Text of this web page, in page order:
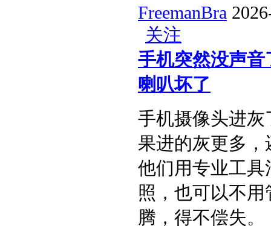
FreemanBra
关注
手机突然没声
喇叭坏了​
手机摄像头进
果进的灰更多
他们用专业工
照，也可以不
腾，得不偿失。​